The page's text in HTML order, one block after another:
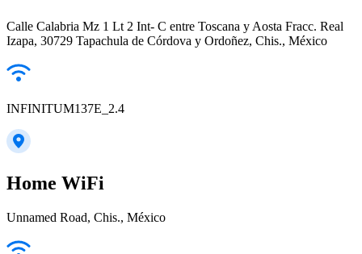
Calle Calabria Mz 1 Lt 2 Int- C entre Toscana y Aosta Fracc. Real
Izapa, 30729 Tapachula de Córdova y Ordoñez, Chis., México
INFINITUM137E_2.4
Home WiFi
Unnamed Road, Chis., México